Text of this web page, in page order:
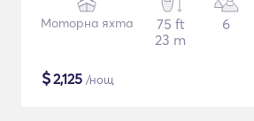
Моторна яхта
75 ft
23 m
6
$2,125 /нощ